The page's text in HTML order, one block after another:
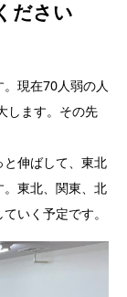
ださい
現在70人弱の人
します。その先
伸ばして、東北
東北、関東、北
いく予定です。